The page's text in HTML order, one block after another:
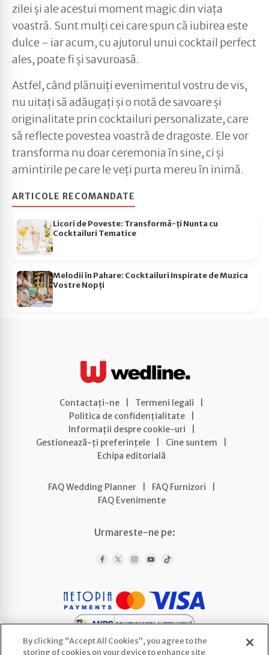
zilei și ale acestui moment magic din viața
voastră. Sunt mulți cei care spun că iubirea este
dulce - iar acum, cu ajutorul unui cocktail perfect
ales, poate fi și savuroasă.
Astfel, când plănuiți evenimentul vostru de vis,
nu uitați să adăugați și o notă de savoare și
originalitate prin cocktailuri personalizate, care
să reflecte povestea voastră de dragoste. Ele vor
transforma nu doar ceremonia în sine, ci și
amintirile pe care le veți purta mereu în inimă.
ARTICOLE RECOMANDATE
Licori de Poveste: Transformă-ți Nunta cu
Cocktailuri Tematice
Melodii în Pahare: Cocktailuri Inspirate de Muzica
Vostre Nopți
Contactați-ne Termeni legali
Politica de confidențialitate
Informații despre cookie-uri
Gestionează-ți preferințele
Cine suntem
Echipa editorială
FAQ Wedding Planner FAQ Furnizori
FAQ Evenimente
Urmareste-ne pe:
By clicking “Accept All Cookies”, you agree to the
storing of cookies on your device to enhance site